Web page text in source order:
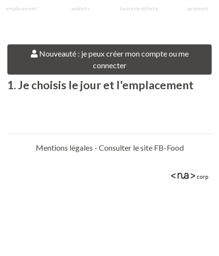
emplacement produits heure de collecte paiement
Nouveauté : je peux créer mon compte ou me
connecter
1. Je choisis le jour et l'emplacement
Mentions légales - Consulter le site FB-Food